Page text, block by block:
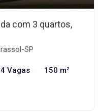
com 3 quartos,
SP
4 Vagas 150 m²